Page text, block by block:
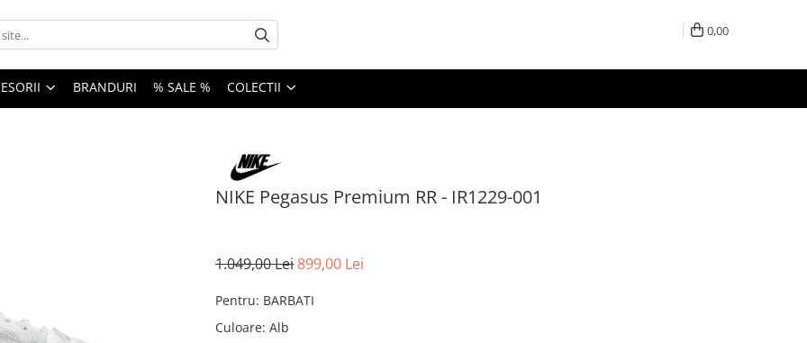
0,00
BRANDURI % SALE % COLECTII
NIKE Pegasus Premium RR - IR1229-001
1.049,00 Lei899,00 Lei
Pentru: BARBATI
Culoare: Alb